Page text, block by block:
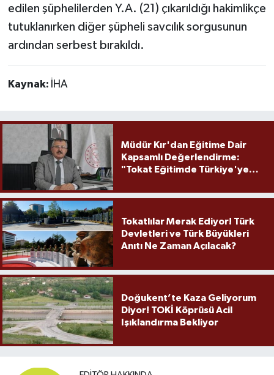
edilen şüphelilerden Y.A. (21) çıkarıldığı hakimlikçe
tutuklanırken diğer şüpheli savcılık sorgusunun
ardından serbest bırakıldı.
Kaynak: İHA
Müdür Kır'dan Eğitime Dair
Kapsamlı Değerlendirme:
"Tokat Eğitimde Türkiye'ye
Tokatlılar Merak Ediyor! Türk
Devletleri ve Türk Büyükleri
Anıtı Ne Zaman Açılacak?
Doğukent’te Kaza Geliyorum
Diyor! TOKİ Köprüsü Acil
Işıklandırma Bekliyor